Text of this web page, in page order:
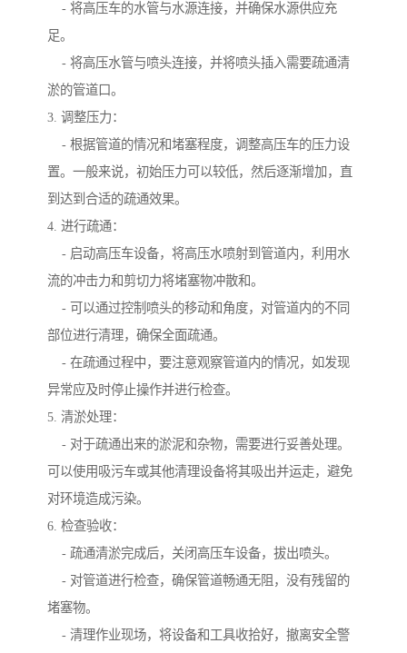
- 将高压车的水管与水源连接，并确保水源供应充
足。
- 将高压水管与喷头连接，并将喷头插入需要疏通清
淤的管道口。
3. 调整压力：
- 根据管道的情况和堵塞程度，调整高压车的压力设
置。一般来说，初始压力可以较低，然后逐渐增加，直
到达到合适的疏通效果。
4. 进行疏通：
- 启动高压车设备，将高压水喷射到管道内，利用水
流的冲击力和剪切力将堵塞物冲散和。
- 可以通过控制喷头的移动和角度，对管道内的不同
部位进行清理，确保全面疏通。
- 在疏通过程中，要注意观察管道内的情况，如发现
异常应及时停止操作并进行检查。
5. 清淤处理：
- 对于疏通出来的淤泥和杂物，需要进行妥善处理。
可以使用吸污车或其他清理设备将其吸出并运走，避免
对环境造成污染。
6. 检查验收：
- 疏通清淤完成后，关闭高压车设备，拔出喷头。
- 对管道进行检查，确保管道畅通无阻，没有残留的
堵塞物。
- 清理作业现场，将设备和工具收拾好，撤离安全警